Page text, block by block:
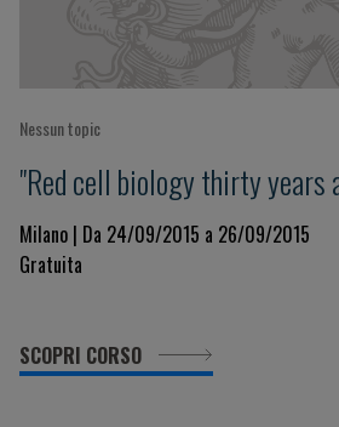
Nessun topic
"Red cell biology thirty years
Milano | Da 24/09/2015 a 26/09/2015
Gratuita
SCOPRI CORSO